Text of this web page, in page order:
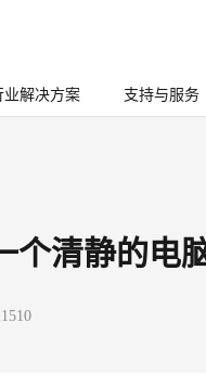
业解决方案 支持与服务
个清静的电